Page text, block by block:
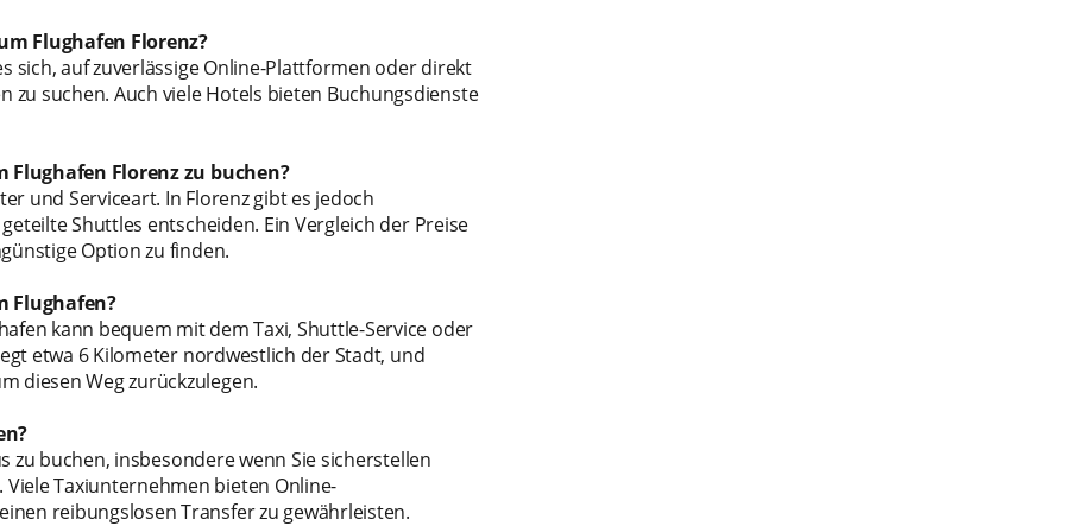
Flughafen Florenz?
sich, auf zuverlässige Online-Plattformen oder direkt
suchen. Auch viele Hotels bieten Buchungsdienste
Flughafen Florenz zu buchen?
und Serviceart. In Florenz gibt es jedoch
Shuttles entscheiden. Ein Vergleich der Preise
Option zu finden.
Flughafen?
kann bequem mit dem Taxi, Shuttle-Service oder
etwa 6 Kilometer nordwestlich der Stadt, und
diesen Weg zurückzulegen.
zu buchen, insbesondere wenn Sie sicherstellen
Taxiunternehmen bieten Online-
reibungslosen Transfer zu gewährleisten.